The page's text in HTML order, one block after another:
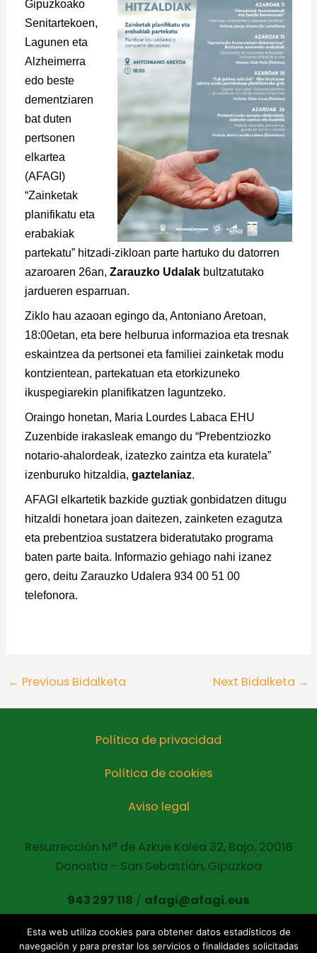
Gipuzkoako
Senitartekoen,
Lagunen eta
Alzheimerra
edo beste
dementziaren
bat duten
pertsonen
elkartea
(AFAGI)
“Zainketak
planifikatu eta
erabakiak
partekatu” hitzadi-zikloan parte hartuko du datorren
azaroaren 26an,Zarauzko Udalak bultzatutako
jardueren esparruan.
Ziklo hau azaoan egingo da, Antoniano Aretoan,
18:00etan, eta bere helburua informazioa eta tresnak
eskaintzea da pertsonei eta familiei zainketak modu
kontzientean, partekatuan eta etorkizuneko
ikuspegiarekin planifikatzen laguntzeko.
Oraingo honetan, Maria Lourdes Labaca EHU
Zuzenbide irakasleak emango du “Prebentziozko
notario-ahalordeak, izatezko zaintza eta kuratela”
izenburuko hitzaldia,gaztelaniaz.
AFAGI elkartetik bazkide guztiak gonbidatzen ditugu
hitzaldi honetara joan daitezen, zainketen ezagutza
eta prebentzioa sustatzera bideratutako programa
baten parte baita. Informazio gehiago nahi izanez
gero, deitu Zarauzko Udalera 934 00 51 00
telefonora.
← Previous Bidalketa Next Bidalketa →
Política de privacidad
Política de cookies
Aviso legal
Resurrección Mª de Azkue Kalea 32, Bajo, 20018
Donostia - San Sebastián, Gipuzkoa
943 297 118 / afagi@afagi.eus
Esta web utiliza cookies para obtener datos estadísticos de
navegación y para prestar los servicios o finalidades solicitadas